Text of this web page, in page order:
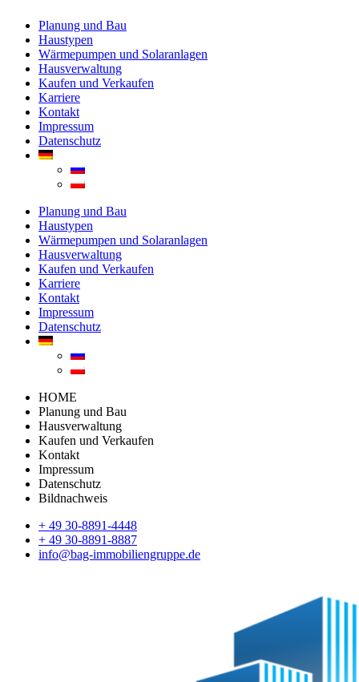
Planung und Bau
Haustypen
Wärmepumpen und Solaranlagen
Hausverwaltung
Kaufen und Verkaufen
Karriere
Kontakt
Impressum
Datenschutz
Planung und Bau
Haustypen
Wärmepumpen und Solaranlagen
Hausverwaltung
Kaufen und Verkaufen
Karriere
Kontakt
Impressum
Datenschutz
HOME
Planung und Bau
Hausverwaltung
Kaufen und Verkaufen
Kontakt
Impressum
Datenschutz
Bildnachweis
+ 49 30-8891-4448
+ 49 30-8891-8887
info@bag-immobiliengruppe.de